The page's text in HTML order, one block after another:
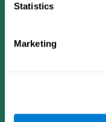
Statistics
Marketing